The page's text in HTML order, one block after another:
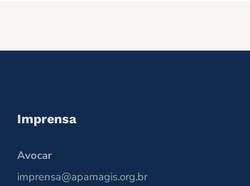
Imprensa
Avocar
imprensa@apamagis.org.br